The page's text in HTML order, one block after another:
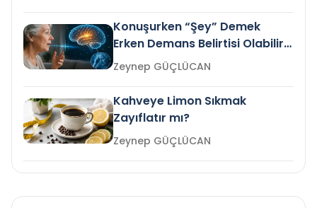
Konuşurken “Şey” Demek
Erken Demans Belirtisi Olabilir
mi?
Zeynep GÜÇLÜCAN
Kahveye Limon Sıkmak
Zayıflatır mı?
Zeynep GÜÇLÜCAN